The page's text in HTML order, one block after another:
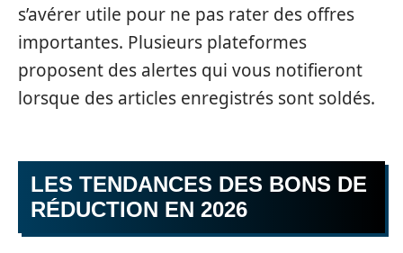
s’avérer utile pour ne pas rater des offres
importantes. Plusieurs plateformes
proposent des alertes qui vous notifieront
lorsque des articles enregistrés sont soldés.
LES TENDANCES DES BONS DE
RÉDUCTION EN 2026